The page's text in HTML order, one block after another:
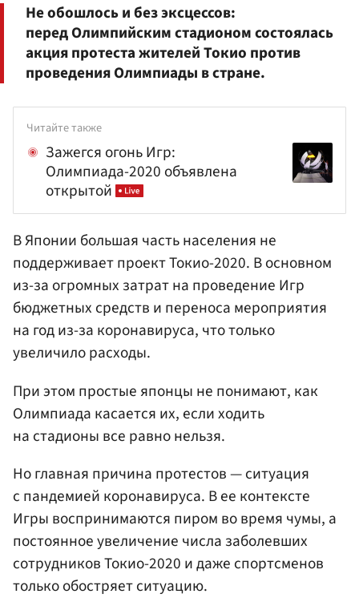
Не обошлось и без эксцессов:
перед Олимпийским стадионом состоялась
акция протеста жителей Токио против
проведения Олимпиады в стране.
Читайте также
Зажегся огонь Игр:
Олимпиада-2020 объявлена
открытой
В Японии большая часть населения не
поддерживает проект Токио-2020. В основном
из-за огромных затрат на проведение Игр
бюджетных средств и переноса мероприятия
на год из-за коронавируса, что только
увеличило расходы.
При этом простые японцы не понимают, как
Олимпиада касается их, если ходить
на стадионы все равно нельзя.
Но главная причина протестов — ситуация
с пандемией коронавируса. В ее контексте
Игры воспринимаются пиром во время чумы, а
постоянное увеличение числа заболевших
сотрудников Токио-2020 и даже спортсменов
только обостряет ситуацию.